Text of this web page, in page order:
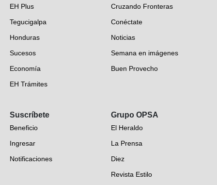
EH Plus
Tegucigalpa
Honduras
Sucesos
Economía
EH Trámites
EH Verifica
Fotogalerías
Deportes
Videos
Cruzando Fronteras
Conéctate
Noticias
Semana en imágenes
Buen Provecho
Suscríbete
Beneficio
Ingresar
Notificaciones
Grupo OPSA
El Heraldo
La Prensa
Diez
Revista Estilo